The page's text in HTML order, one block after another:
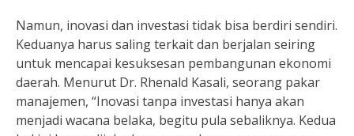
Namun, inovasi dan investasi tidak bisa berdiri sendiri.
Keduanya harus saling terkait dan berjalan seiring
untuk mencapai kesuksesan pembangunan ekonomi
daerah. Menurut Dr. Rhenald Kasali, seorang pakar
manajemen, “Inovasi tanpa investasi hanya akan
menjadi wacana belaka, begitu pula sebaliknya. Kedua